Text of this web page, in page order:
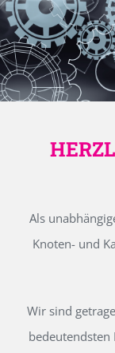
Als
Knoten- und
Wir sind
bedeutendsten